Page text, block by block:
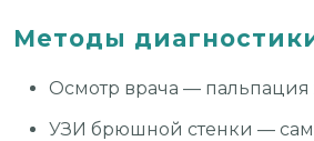
Методы
Осмотр врача — пальпация
УЗИ брюшной стенки —